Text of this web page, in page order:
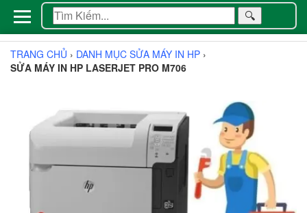
🔍
TRANG CHỦ › DANH MỤC SỬA MÁY IN HP ›
SỬA MÁY IN HP LASERJET PRO M706